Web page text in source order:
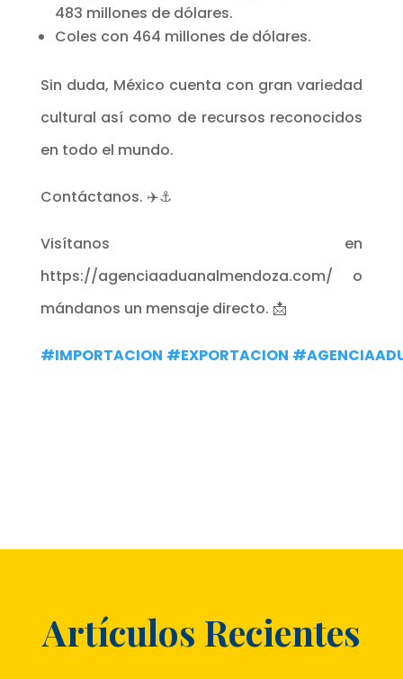
483 millones de dólares.
Coles con 464 millones de dólares.
Sin duda, México cuenta con gran variedad
cultural así como de recursos reconocidos
en todo el mundo.
Contáctanos. ✈️⚓
Visítanos en
https://agenciaaduanalmendoza.com/ o
mándanos un mensaje directo. 📩
#IMPORTACION #EXPORTACION
Artículos Recientes